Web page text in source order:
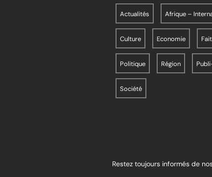
Actualités Afrique –
Culture Economie
Politique Région
Société
Restez toujours informés de